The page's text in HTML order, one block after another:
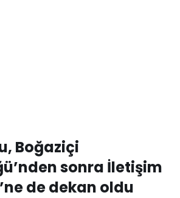
Boğaziçi
sonra İletişim
de dekan oldu